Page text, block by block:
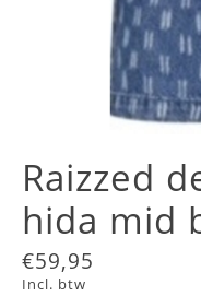
Raizzed
hida mid
€59,95
Incl. btw